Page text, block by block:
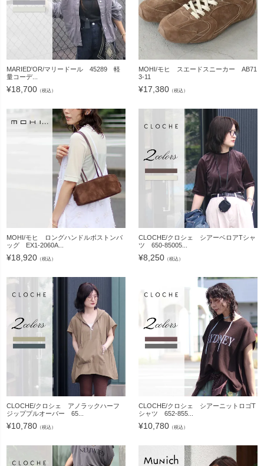
MARIED'OR/マリードール 45289 軽
量コーデ...
¥18,700 （税込）
MOHI/モヒ スエードスニーカー AB71
3-11
¥17,380 （税込）
MOHI/モヒ ロングハンドルボストンバ
ッグ EX1-2060A...
¥18,920 （税込）
CLOCHE/クロシェ シアーベロアTシャ
ツ 650-85005...
¥8,250 （税込）
CLOCHE/クロシェ アノラックハーフ
ジッププルオーバー 65...
¥10,780 （税込）
CLOCHE/クロシェ シアーニットロゴT
シャツ 652-855...
¥10,780 （税込）